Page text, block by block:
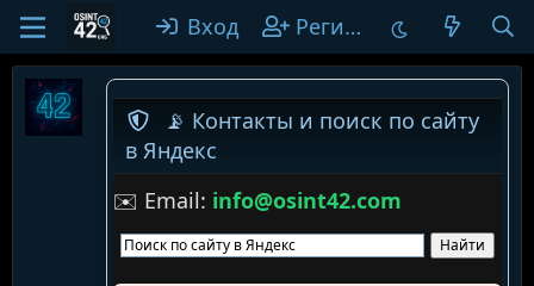
Вход Регистрация
📡 Контакты и поиск по сайту
в Яндекс
✉️ Email: info@osint42.com